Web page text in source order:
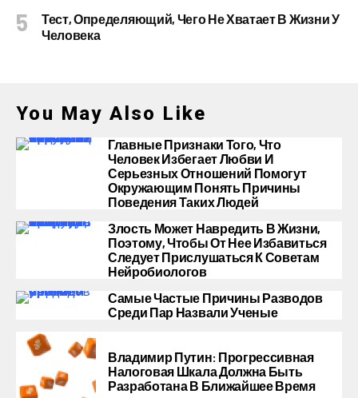
Тест, Определяющий, Чего Не Хватает В Жизни У
Человека
You May Also Like
Главные Признаки Того, Что
Человек Избегает Любви И
Серьезных Отношений Помогут
Окружающим Понять Причины
Поведения Таких Людей
Злость Может Навредить В Жизни,
Поэтому, Чтобы От Нее Избавиться
Следует Прислушаться К Советам
Нейробиологов
Самые Частые Причины Разводов
Среди Пар Назвали Ученые
Владимир Путин: Прогрессивная
Налоговая Шкала Должна Быть
Разработана В Ближайшее Время